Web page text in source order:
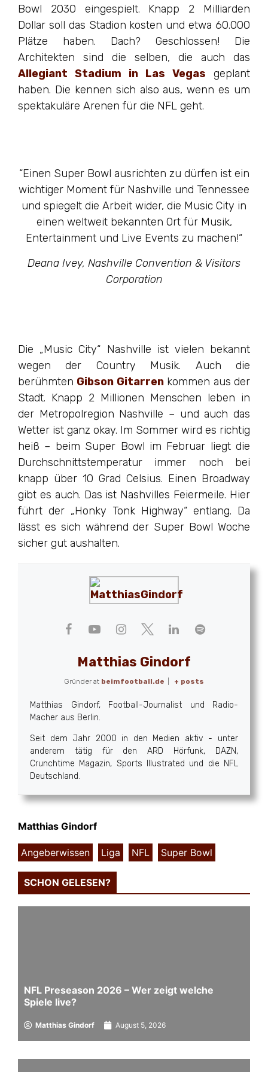
Bowl 2030 eingespielt. Knapp 2 Milliarden
Dollar soll das Stadion kosten und etwa 60.000
Plätze haben. Dach? Geschlossen! Die
Architekten sind die selben, die auch das
Allegiant Stadium in Las Vegas geplant
haben. Die kennen sich also aus, wenn es um
spektakuläre Arenen für die NFL geht.
“Einen Super Bowl ausrichten zu dürfen ist ein
wichtiger Moment für Nashville und Tennessee
und spiegelt die Arbeit wider, die Music City in
einen weltweit bekannten Ort für Musik,
Entertainment und Live Events zu machen!“
Deana Ivey, Nashville Convention & Visitors
Corporation
Die „Music City“ Nashville ist vielen bekannt
wegen der Country Musik. Auch die
berühmten Gibson Gitarrenkommen aus der
Stadt. Knapp 2 Millionen Menschen leben in
der Metropolregion Nashville – und auch das
Wetter ist ganz okay. Im Sommer wird es richtig
heiß – beim Super Bowl im Februar liegt die
Durchschnittstemperatur immer noch bei
knapp über 10 Grad Celsius. Einen Broadway
gibt es auch. Das ist Nashvilles Feiermeile. Hier
führt der „Honky Tonk Highway“ entlang. Da
lässt es sich während der Super Bowl Woche
sicher gut aushalten.
Matthias Gindorf
Gründer at beimfootball.de + posts
Matthias Gindorf, Football-Journalist und Radio-
Macher aus Berlin.
Seit dem Jahr 2000 in den Medien aktiv - unter
anderem tätig für den ARD Hörfunk, DAZN,
Crunchtime Magazin, Sports Illustrated und die NFL
Deutschland.
Matthias Gindorf
Angeberwissen Liga NFL Super Bowl
SCHON GELESEN?
NFL Preseason 2026 – Wer zeigt welche
Spiele live?
Matthias Gindorf August 5, 2026